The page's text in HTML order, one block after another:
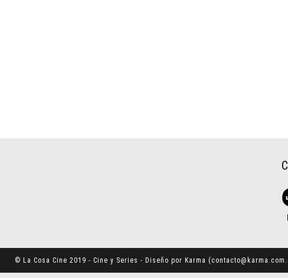
© La Cosa Cine 2019 - Cine y Series - Diseño por Karma (